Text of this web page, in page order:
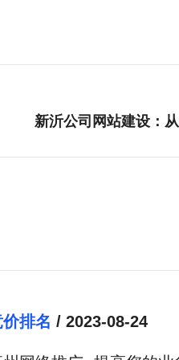
新沂公司网站建设：
排名 / 2023-08-24